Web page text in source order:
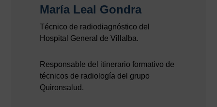
María Leal Gondra
Técnico de radiodiagnóstico del
Hospital General de Villalba.
Responsable del itinerario formativo de
técnicos de radiología del grupo
Quironsalud.